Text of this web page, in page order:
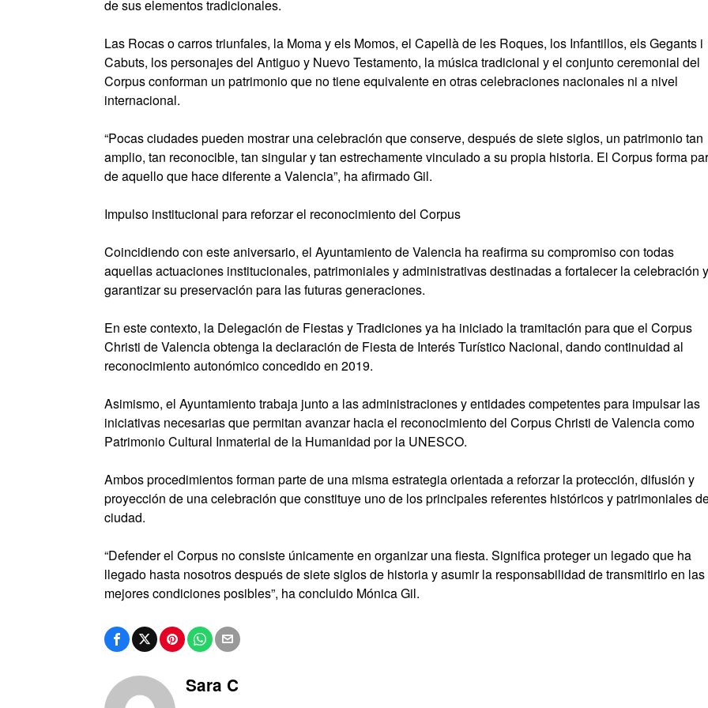
de sus elementos tradicionales.
Las Rocas o carros triunfales, la Moma y els Momos, el Capellà de les Roques, los Infantillos, els Gegants i
Cabuts, los personajes del Antiguo y Nuevo Testamento, la música tradicional y el conjunto ceremonial del
Corpus conforman un patrimonio que no tiene equivalente en otras celebraciones nacionales ni a nivel
internacional.
“Pocas ciudades pueden mostrar una celebración que conserve, después de siete siglos, un patrimonio tan
amplio, tan reconocible, tan singular y tan estrechamente vinculado a su propia historia. El Corpus forma
de aquello que hace diferente a Valencia”, ha afirmado Gil.
Impulso institucional para reforzar el reconocimiento del Corpus
Coincidiendo con este aniversario, el Ayuntamiento de Valencia ha reafirma su compromiso con todas
aquellas actuaciones institucionales, patrimoniales y administrativas destinadas a fortalecer la celebración y
garantizar su preservación para las futuras generaciones.
En este contexto, la Delegación de Fiestas y Tradiciones ya ha iniciado la tramitación para que el Corpus
Christi de Valencia obtenga la declaración de Fiesta de Interés Turístico Nacional, dando continuidad al
reconocimiento autonómico concedido en 2019.
Asimismo, el Ayuntamiento trabaja junto a las administraciones y entidades competentes para impulsar las
iniciativas necesarias que permitan avanzar hacia el reconocimiento del Corpus Christi de Valencia como
Patrimonio Cultural Inmaterial de la Humanidad por la UNESCO.
Ambos procedimientos forman parte de una misma estrategia orientada a reforzar la protección, difusión y
proyección de una celebración que constituye uno de los principales referentes históricos y patrimoniales
ciudad.
“Defender el Corpus no consiste únicamente en organizar una fiesta. Significa proteger un legado que ha
llegado hasta nosotros después de siete siglos de historia y asumir la responsabilidad de transmitirlo en las
mejores condiciones posibles”, ha concluido Mónica Gil.
Sara C